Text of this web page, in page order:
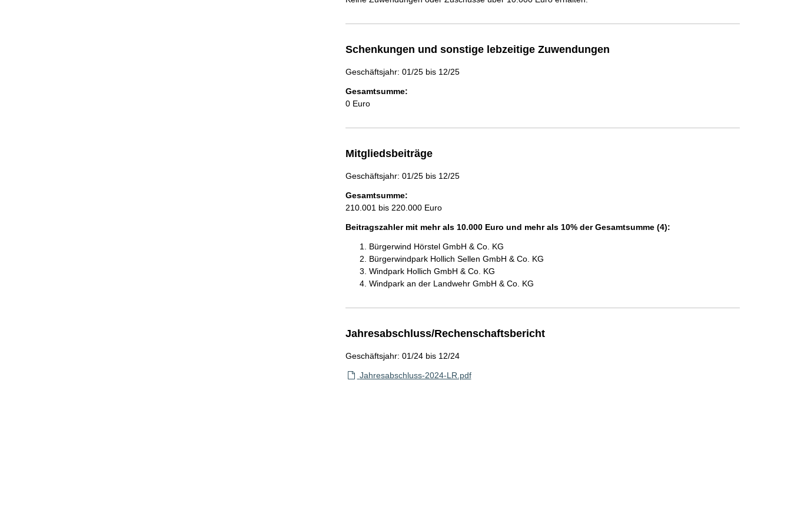
Schenkungen und sonstige lebzeitige Zuwendungen
Geschäftsjahr: 01/25 bis 12/25
Gesamtsumme:
0 Euro
Mitgliedsbeiträge
Geschäftsjahr: 01/25 bis 12/25
Gesamtsumme:
210.001 bis 220.000 Euro
Beitragszahler mit mehr als 10.000 Euro und mehr als 10% der Gesamtsumme (4):
Bürgerwind Hörstel GmbH & Co. KG
Bürgerwindpark Hollich Sellen GmbH & Co. KG
Windpark Hollich GmbH & Co. KG
Windpark an der Landwehr GmbH & Co. KG
Jahresabschluss/Rechenschaftsbericht
Geschäftsjahr: 01/24 bis 12/24
Jahresabschluss-2024-LR.pdf